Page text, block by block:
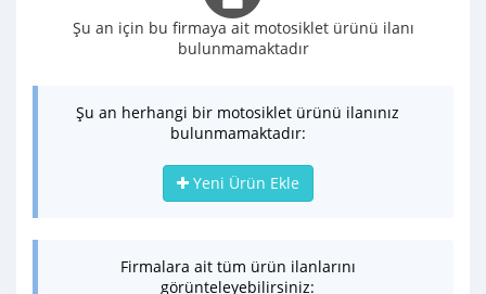
Şu an için bu firmaya ait motosiklet ürünü ilanı
bulunmamaktadır
Şu an herhangi bir motosiklet ürünü ilanınız
bulunmamaktadır:
Yeni Ürün Ekle
Firmalara ait tüm ürün ilanlarını
görünteleyebilirsiniz: